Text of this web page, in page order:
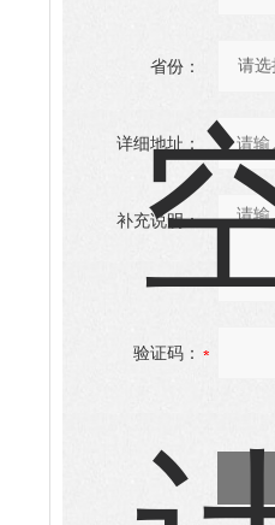
省份：
详细地址：
补充说明：
验证码：